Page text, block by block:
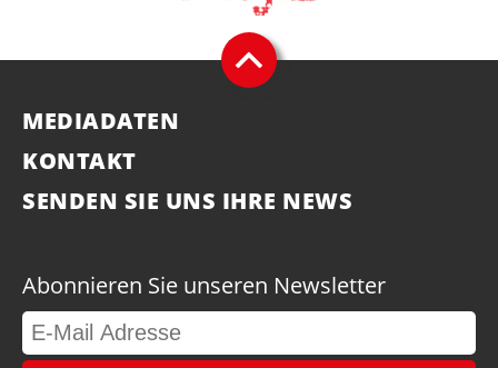
MEDIADATEN
KONTAKT
SENDEN SIE UNS IHRE NEWS
Abonnieren Sie unseren Newsletter